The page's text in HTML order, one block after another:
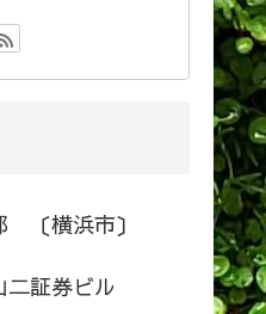
〔横浜市〕
二証券ビル